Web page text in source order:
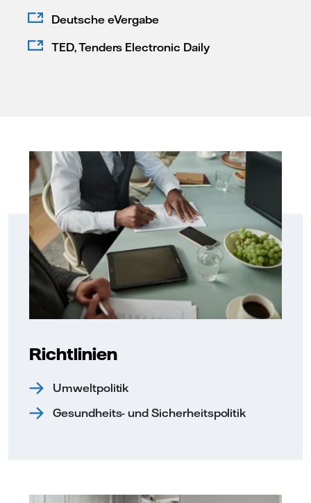
Deutsche eVergabe
TED, Tenders Electronic Daily
Richtlinien
Umweltpolitik
Gesundheits- und Sicherheitspolitik